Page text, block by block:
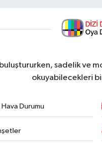
sadelik ve
okuyabilecekleri
Hava Durumu